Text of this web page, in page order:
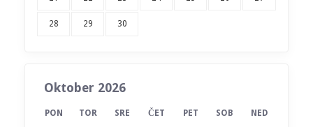
28 29 30
Oktober 2026
PON TOR SRE ČET PET SOB NED